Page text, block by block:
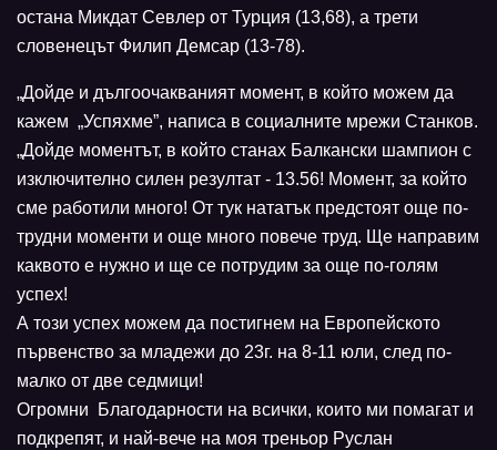
остана Микдат Севлер от Турция (13,68), а трети
словенецът Филип Демсар (13-78).
„Дойде и дългоочакваният момент, в който можем да
кажем „Успяхме”, написа в социалните мрежи Станков.
„Дойде моментът, в който станах Балкански шампион с
изключително силен резултат - 13.56! Момент, за който
сме работили много! От тук нататък предстоят още по-
трудни моменти и още много повече труд. Ще направим
каквото е нужно и ще се потрудим за още по-голям
успех!
А този успех можем да постигнем на Европейското
първенство за младежи до 23г. на 8-11 юли, след по-
малко от две седмици!
Огромни Благодарности на всички, които ми помагат и
подкрепят, и най-вече на моя треньор Руслан